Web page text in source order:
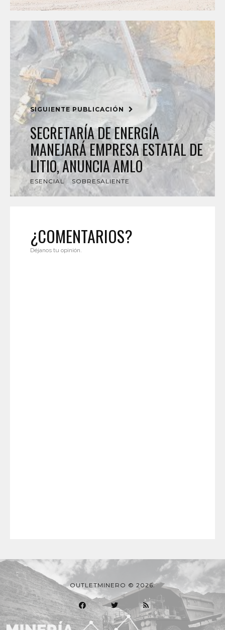
SIGUIENTE PUBLICACIÓN
SECRETARÍA DE ENERGÍA
MANEJARÁ EMPRESA ESTATAL DE
LITIO, ANUNCIA AMLO
ESENCIAL SOBRESALIENTE
¿COMENTARIOS?
Déjanos tu opinión.
OUTLETMINERO © 2026.